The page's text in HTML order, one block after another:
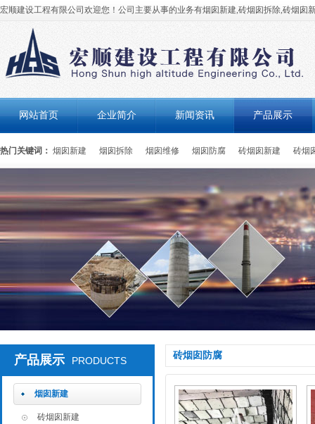
宏顺建设工程有限公司欢迎您！公司主要从事的业务有烟囱新建,砖烟囱拆除,砖烟囱
网站首页 企业简介 新闻资讯 产品展示
热门关键词： 烟囱新建 烟囱拆除 烟囱维修 烟囱防腐 砖烟囱新建 砖烟
产品展示 PRODUCTS
烟囱新建
砖烟囱新建
砖烟囱防腐